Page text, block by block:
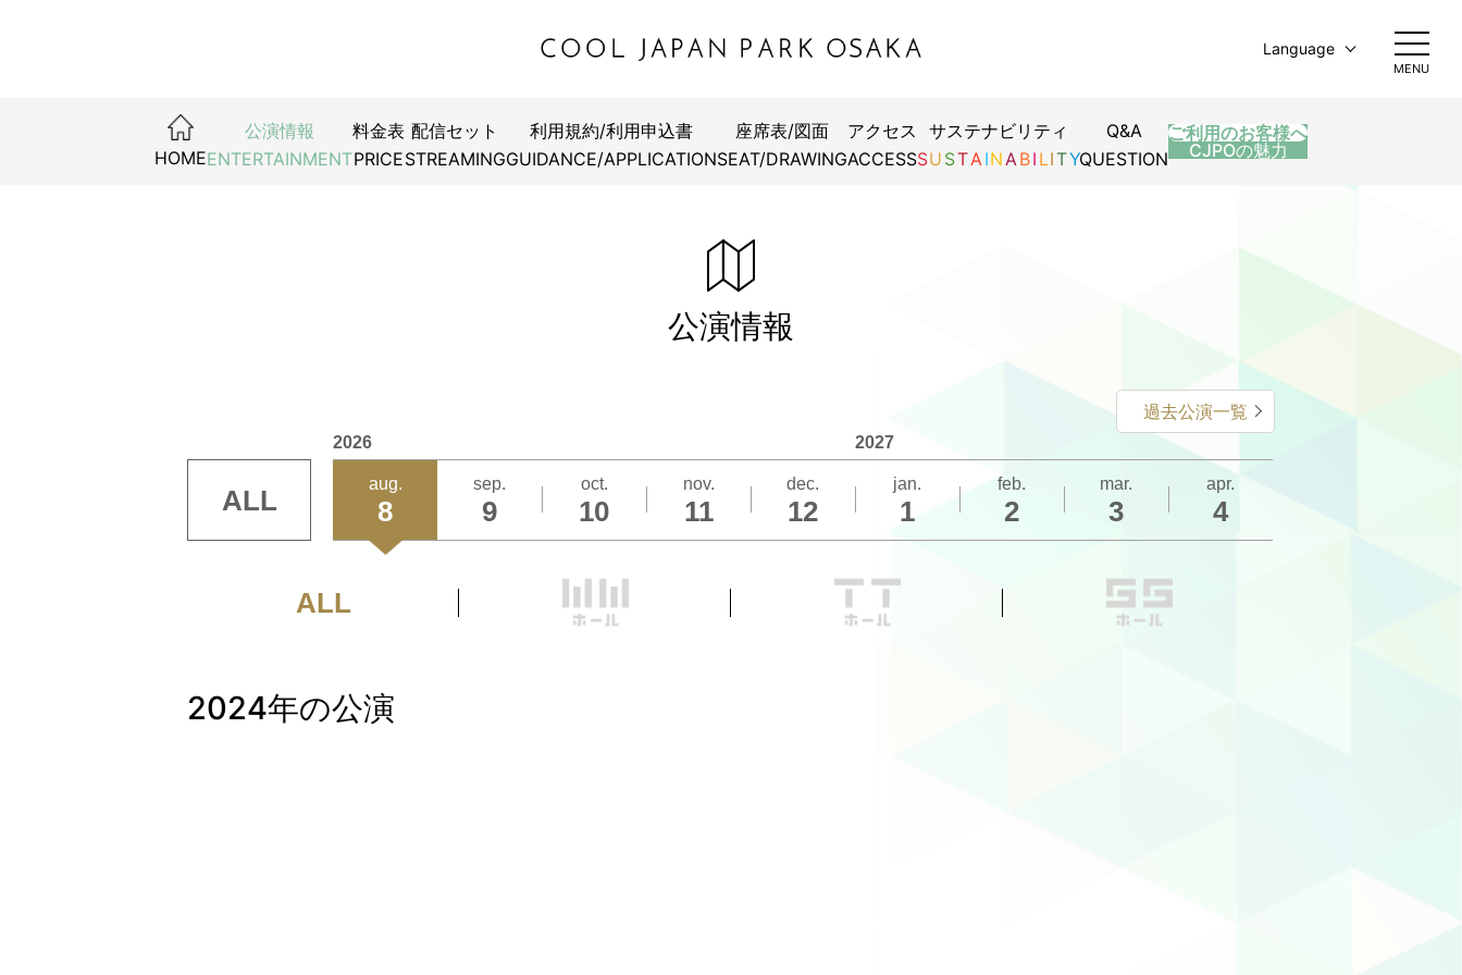
MENU
Language
简体中文
HOME
公演情報
ENTERTAINMENT
料金表
PRICE
配信セット
STREAMING
利用規約/利用申込書
GUIDANCE/APPLICATION
座席表/図面
SEAT/DRAWING
アクセス
ACCESS
サステナビリティ
S U ST A I N A B I LITY
Q&A
QUESTION
ご利用のお客様へ
CJPOの魅力
公演情報
過去公演一覧
ALL
2026
aug.
8
sep.
9
oct.
10
nov.
11
dec.
12
2027
jan.
1
feb.
2
mar.
3
apr.
4
ALL
2024年の公演